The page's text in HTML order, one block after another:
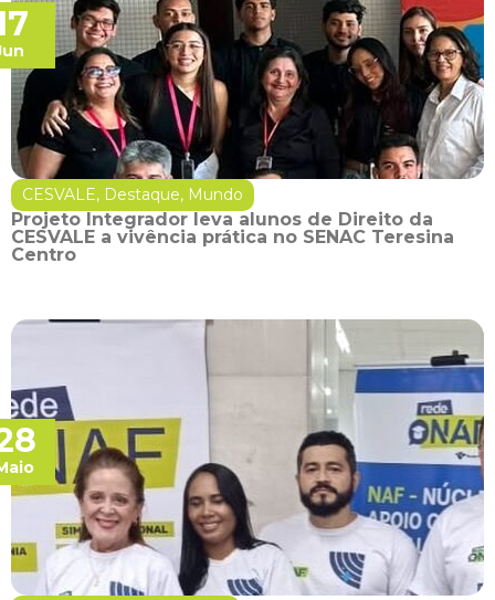
CESVALE, Destaque, Mundo
Projeto Integrador leva alunos de Direito da
CESVALE a vivência prática no SENAC Teresina
Centro